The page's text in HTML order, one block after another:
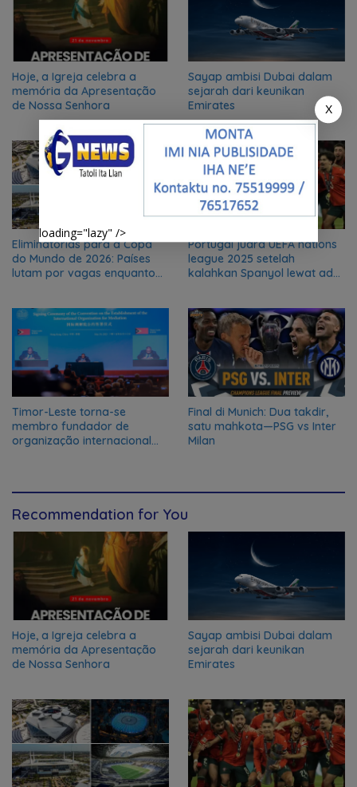
Hoje, a Igreja celebra a
memória da Apresentação
de Nossa Senhora
Sayap ambisi Dubai dalam
sejarah dari keunikan
Emirates
Eliminatórias para a Copa
do Mundo de 2026: Países
lutam por vagas enquanto
Portugal juara UEFA nations
league 2025 setelah
kalahkan Spanyol lewat adu
Timor-Leste torna-se
membro fundador de
organização internacional
Final di Munich: Dua takdir,
satu mahkota—PSG vs Inter
Milan
Recommendation for You
Hoje, a Igreja celebra a
memória da Apresentação
de Nossa Senhora
Sayap ambisi Dubai dalam
sejarah dari keunikan
Emirates
X
loading="lazy" />